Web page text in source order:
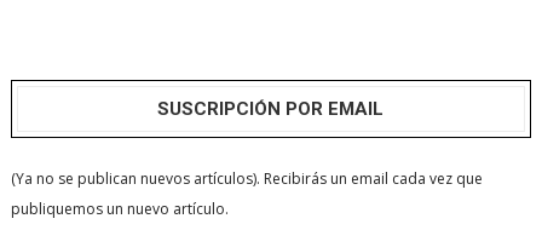
SUSCRIPCIÓN POR EMAIL